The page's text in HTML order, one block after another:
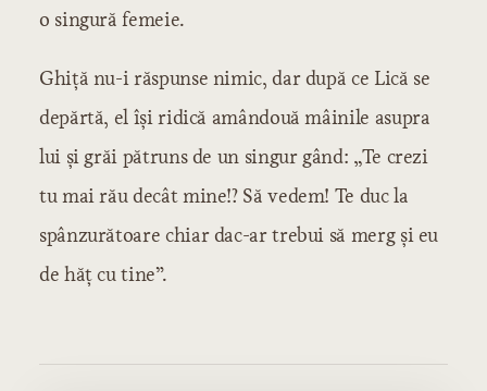
o singură femeie.
Ghiță nu-i răspunse nimic, dar după ce Lică se
depărtă, el își ridică amândouă mâinile asupra
lui și grăi pătruns de un singur gând: „Te crezi
tu mai rău decât mine!? Să vedem! Te duc la
spânzurătoare chiar dac-ar trebui să merg și eu
de hăț cu tine”.